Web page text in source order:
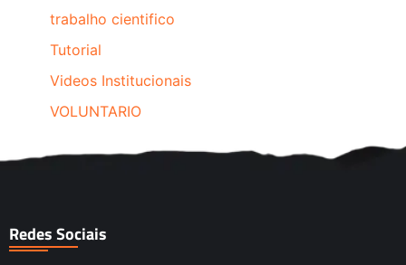
trabalho cientifico
Tutorial
Videos Institucionais
VOLUNTARIO
Redes Sociais